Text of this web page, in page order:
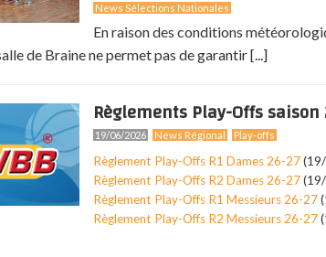
News Sélections Nationales
En raison des conditions
de Braine ne permet pas de garantir [...]
Règlements Play-Offs
19/06/2026 News Régional Play-offs
Règlement Play-Offs R1 Dames 26-27
Règlement Play-Offs R2 Dames 26-27
Règlement Play-Offs R1 Messieurs 26-27
Règlement Play-Offs R2 Messieurs 26-27